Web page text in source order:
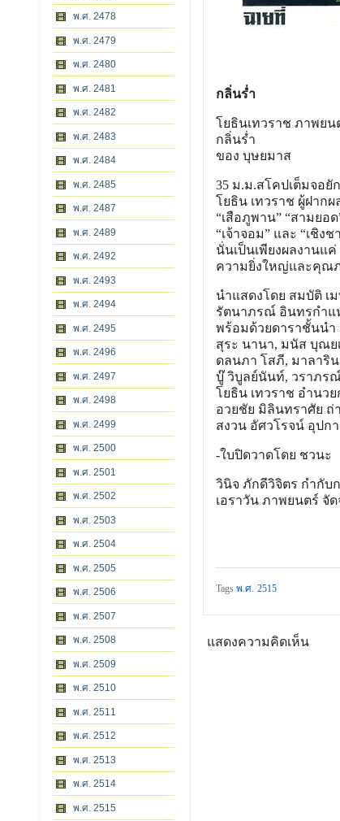
พ.ศ. 2478
พ.ศ. 2479
พ.ศ. 2480
พ.ศ. 2481
พ.ศ. 2482
พ.ศ. 2483
พ.ศ. 2484
พ.ศ. 2485
พ.ศ. 2487
พ.ศ. 2489
พ.ศ. 2492
พ.ศ. 2493
พ.ศ. 2494
พ.ศ. 2495
พ.ศ. 2496
พ.ศ. 2497
พ.ศ. 2498
พ.ศ. 2499
พ.ศ. 2500
พ.ศ. 2501
พ.ศ. 2502
พ.ศ. 2503
พ.ศ. 2504
พ.ศ. 2505
พ.ศ. 2506
พ.ศ. 2507
พ.ศ. 2508
พ.ศ. 2509
พ.ศ. 2510
พ.ศ. 2511
พ.ศ. 2512
พ.ศ. 2513
พ.ศ. 2514
พ.ศ. 2515
กลิ่นร่ำ
โยธินเทวราช ภาพยน
กลิ่นร่ำ
ของ บุษยมาส
35 ม.ม.สโคปเต็มจอยั
โยธิน เทวราช ผู้ฝาก
“เสือภูพาน” “สามยอ
“เจ้าจอม” และ “เชิง
นั่นเป็นเพียงผลงานแ
ความยิ่งใหญ่และคุณ
นำแสดงโดย สมบัติ เ
รัตนาภรณ์ อินทรกำ
พร้อมด้วยดาราชั้นนำ
สุระ นานา, มนัส บุณย
ดลนภา โสภี, มาลาริ
บู๊ วิบูลย์นันท์, วราภร
โยธิน เทวราช อำนวย
อวยชัย มิลินทราศัย ถ่
สงวน อัศวโรจน์ อุปกา
-ใบปิดวาดโดย ชวนะ
วินิจ ภักดีวิจิตร กำกับ
เอราวัน ภาพยนตร์ จั
Tagsพ.ศ. 2515
แสดงความคิดเห็น